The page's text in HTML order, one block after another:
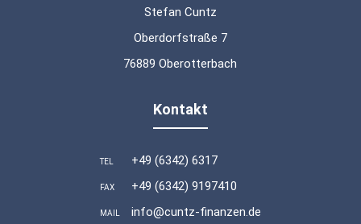
Stefan Cuntz
Oberdorfstraße 7
76889 Oberotterbach
Kontakt
TEL +49 (6342) 6317
FAX +49 (6342) 9197410
MAIL info@cuntz-finanzen.de